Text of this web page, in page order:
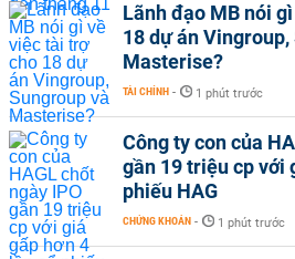
Lãnh đạo MB nói
18 dự án Vingroup,
Masterise?
TÀI CHÍNH - 1 phút trước
Công ty con của
gần 19 triệu cp với
phiếu HAG
CHỨNG KHOÁN - 1 phút trước